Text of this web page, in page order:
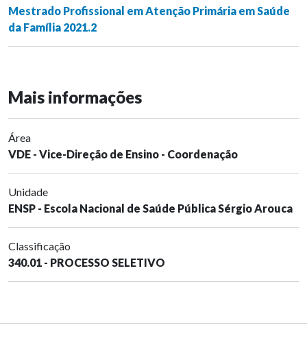
Mestrado Profissional em Atenção Primária em Saúde
da Família 2021.2
Mais informações
Área
VDE - Vice-Direção de Ensino - Coordenação
Unidade
ENSP - Escola Nacional de Saúde Pública Sérgio Arouca
Classificação
340.01 - PROCESSO SELETIVO